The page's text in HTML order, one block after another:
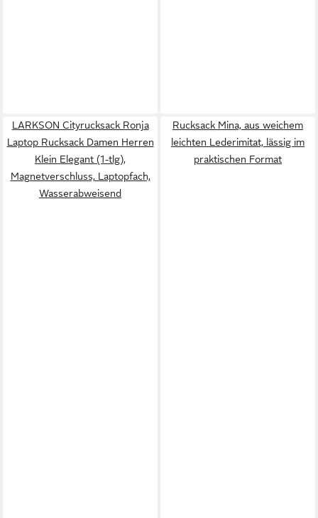
LARKSON Cityrucksack Ronja
Laptop Rucksack Damen Herren
Klein Elegant (1-tlg),
Magnetverschluss, Laptopfach,
Wasserabweisend
Rucksack Mina, aus weichem
leichten Lederimitat, lässig im
praktischen Format